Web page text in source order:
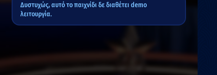
Δυστυχώς, αυτό το παιχνίδι δε διαθέτει demo
λειτουργία.